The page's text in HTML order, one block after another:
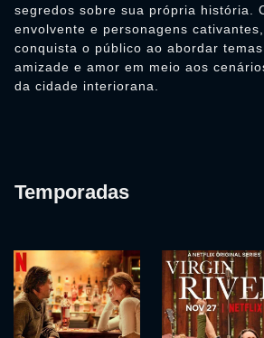
segredos sobre sua própria história.
envolvente e personagens
conquista o público ao abordar
amizade e amor em meio aos
da cidade interiorana.
Temporadas